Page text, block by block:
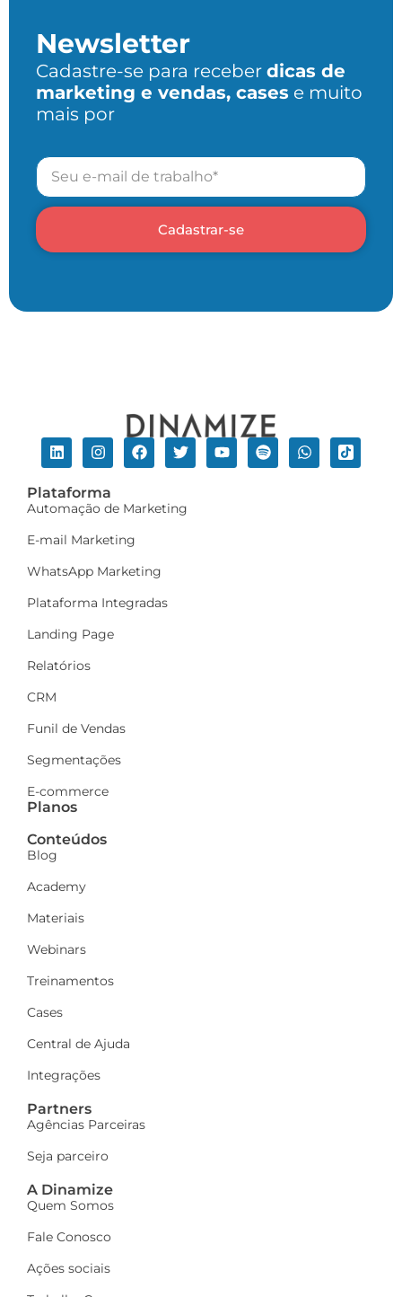
Newsletter
Cadastre-se para receber dicas de
marketing e vendas, cases e muito
mais por
Cadastrar-se
Plataforma
Automação de Marketing
E-mail Marketing
WhatsApp Marketing
Plataforma Integradas
Landing Page
Relatórios
CRM
Funil de Vendas
Segmentações
E-commerce
Planos
Conteúdos
Blog
Academy
Materiais
Webinars
Treinamentos
Cases
Central de Ajuda
Integrações
Partners
Agências Parceiras
Seja parceiro
A Dinamize
Quem Somos
Fale Conosco
Ações sociais